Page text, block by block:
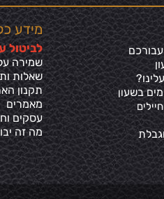
מים בשעון
מידע
לביטול
שמירה
שאלות
תקנון
מאמרים
עסקים
מה זה